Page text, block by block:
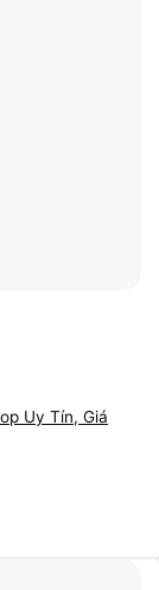
Uy Tín, Giá